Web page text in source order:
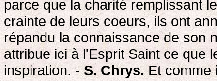
parce que la charité remplissant
crainte de leurs coeurs, ils ont
répandu la connaissance de son
attribue ici à l'Esprit Saint ce que
inspiration. -S. Chrys.Et comme